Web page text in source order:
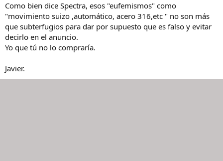
Como bien dice Spectra, esos "eufemismos" como
"movimiento suizo ,automático, acero 316,etc " no son más
que subterfugios para dar por supuesto que es falso y evitar
decirlo en el anuncio.
Yo que tú no lo compraría.
Javier.